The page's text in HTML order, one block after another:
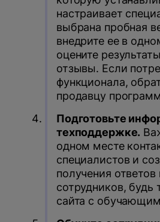
настраивает
выбрана пробная
внедрите ее в
оцените
отзывы. Если
функционала,
продавцу
Подготовьте
техподдержке.
одном месте
специалистов и
получения
сотрудников, будь
сайта с